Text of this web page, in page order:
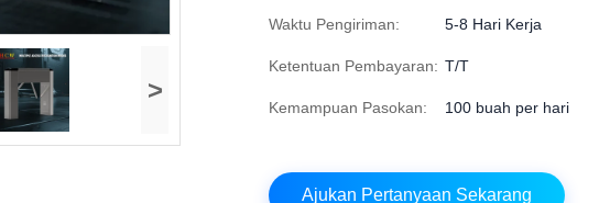
>
Waktu Pengiriman: 5-8 Hari Kerja
Ketentuan Pembayaran: T/T
Kemampuan Pasokan: 100 buah per hari
Ajukan Pertanyaan Sekarang